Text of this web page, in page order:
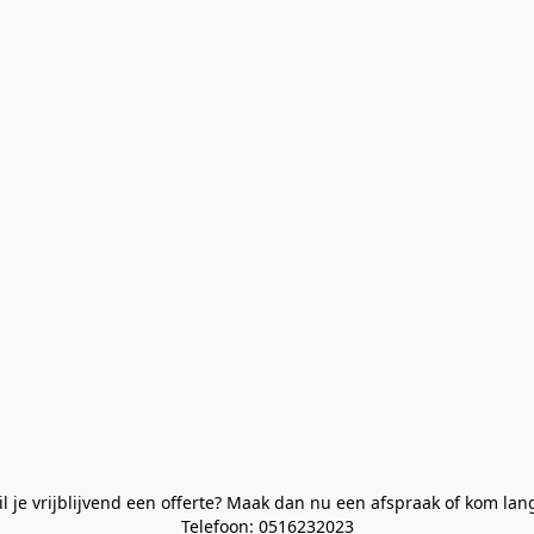
je vrijblijvend een offerte? Maak dan nu een afspraak of kom
Telefoon: 0516232023